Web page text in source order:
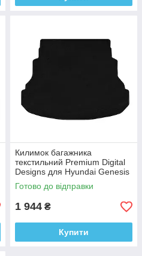
Килимок багажника
текстильний Premium Digital
Designs для Hyundai Genesis
DH 2013-2016 Тканина
Готово до відправки
1 944 ₴
Купити